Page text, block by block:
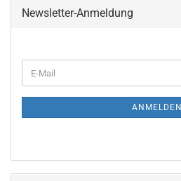
Newsletter-Anmeldung
ZUR
E-
Mail
ANMELDEN